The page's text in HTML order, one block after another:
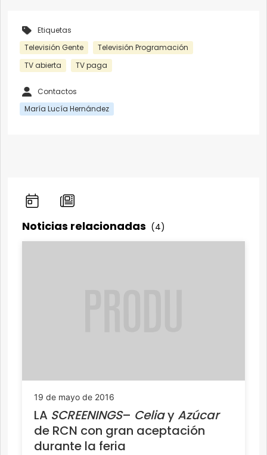
Etiquetas
Televisión Gente
Televisión Programación
TV abierta
TV paga
Contactos
María Lucía Hernández
Noticias relacionadas (4)
19 de mayo de 2016
LA SCREENINGS– Celiay Azúcar
de RCN con gran aceptación
durante la feria